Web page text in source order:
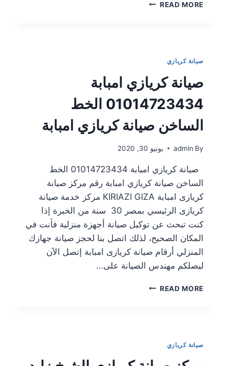
READ MORE
صيانة كريازي
صيانة كريازي امبابة
01014723434 الخط
الساخن صيانة كريازي امبابة
By
admin يونيو 30, 2020
صيانة كريازي امبابة 01014723434 الخط
الساخن صيانة كريازي امبابة رقم مركز صيانة
كريازى امبابة KIRIAZI GIZA مركز خدمة صيانة
كريازى الرئيسي بمصر 30 سنة من الخبرة إذا
كنت تبحث عن توكيل صيانة أجهزة منزلية فأنت في
المكان الصحيح، لذلك اتصل بنا لحجز صيانة جهازك
المنزلي أرقام صيانة كريازى امبابة إتصل الآن
ليصلكم مهندس الصيانة على…
READ MORE
صيانة كريازي